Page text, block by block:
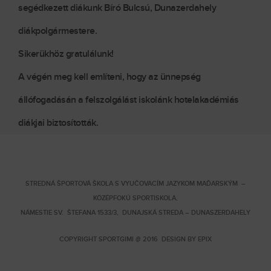
segédkezett diákunk Bíró Bulcsú, Dunazerdahely
diákpolgármestere.
Sikerükhöz gratulálunk!
A végén meg kell említeni, hogy az ünnepség
állófogadásán a felszolgálást iskolánk hotelakadémiás
diákjai biztosították.
STREDNÁ ŠPORTOVÁ ŠKOLA S VYUČOVACÍM JAZYKOM MAĎARSKÝM –
KÖZÉPFOKÚ SPORTISKOLA,
NÁMESTIE SV. ŠTEFANA 1533/3, DUNAJSKÁ STREDA – DUNASZERDAHELY
COPYRIGHT SPORTGIMI @ 2016 DESIGN BY EPIX